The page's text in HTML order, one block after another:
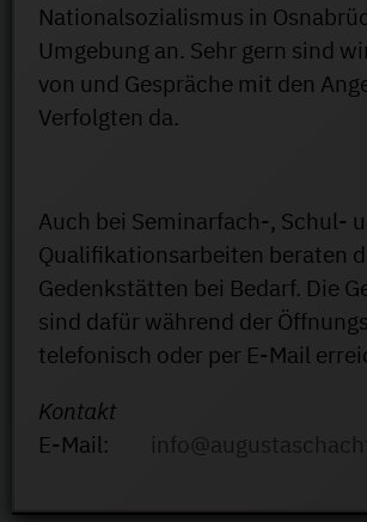
Nationalsozialismus in
Umgebung an. Sehr gern sind
von und Gespräche mit den
Verfolgten da.
Auch bei Seminarfach-, Schul-
Qualifikationsarbeiten beraten
Gedenkstätten bei Bedarf. Die
sind dafür während der
telefonisch oder per E-Mail
Kontakt
E-Mail: